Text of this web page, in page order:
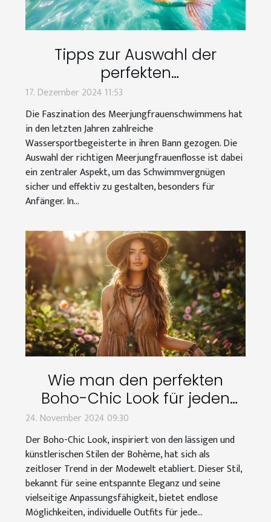
Tipps zur Auswahl der
perfekten
Meerjungfrauenflosse für
Schwimmanfänger
17. Dezember 2024 11:53
Die Faszination des Meerjungfrauenschwimmens hat
in den letzten Jahren zahlreiche
Wassersportbegeisterte in ihren Bann gezogen. Die
Auswahl der richtigen Meerjungfrauenflosse ist dabei
ein zentraler Aspekt, um das Schwimmvergnügen
sicher und effektiv zu gestalten, besonders für
Anfänger. In...
Wie man den perfekten
Boho-Chic Look für jeden
Anlass stylt
24. November 2024 09:30
Der Boho-Chic Look, inspiriert von den lässigen und
künstlerischen Stilen der Bohème, hat sich als
zeitloser Trend in der Modewelt etabliert. Dieser Stil,
bekannt für seine entspannte Eleganz und seine
vielseitige Anpassungsfähigkeit, bietet endlose
Möglichkeiten, individuelle Outfits für jede...